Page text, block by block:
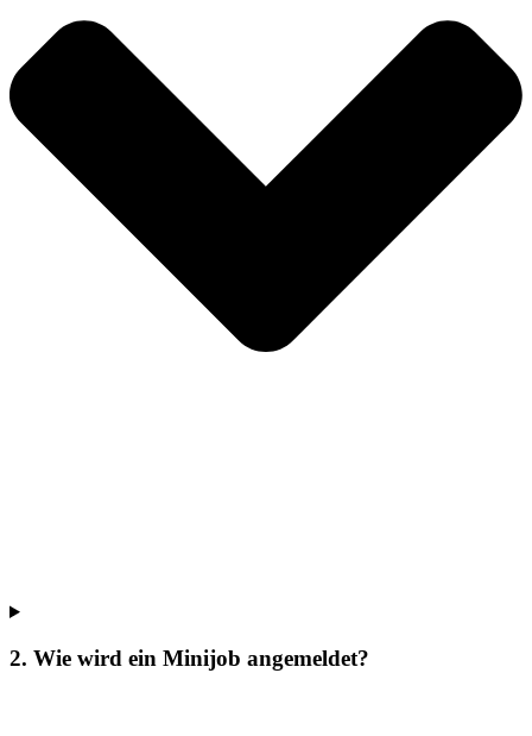
2. Wie wird ein Minijob angemeldet?